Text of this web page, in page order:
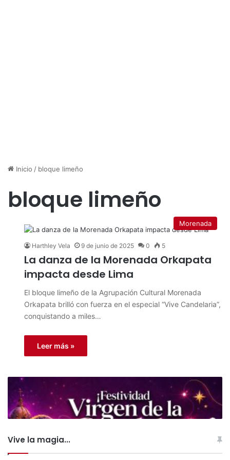
Inicio / bloque limeño
bloque limeño
Morenada
Harthley Vela 9 de junio de 2025 0 5
La danza de la Morenada Orkapata
impacta desde Lima
El bloque limeño de la Agrupación Cultural Morenada
Orkapata brilló con fuerza en el especial “Vive Candelaria”,
conquistando a miles…
Leer más »
Vive la magia...